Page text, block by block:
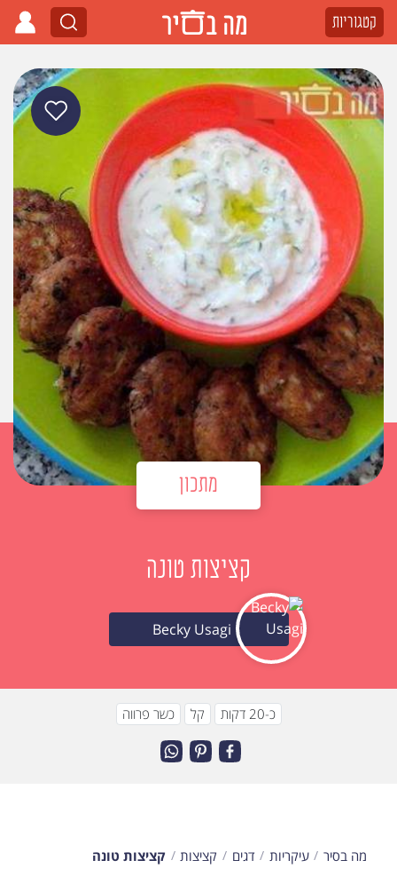
קטגוריות
מתכון
קציצות טונה
Becky Usagi
כ-20 דקות קל כשר פרווה
מה בסיר עיקריות דגים קציצות קציצות טונה